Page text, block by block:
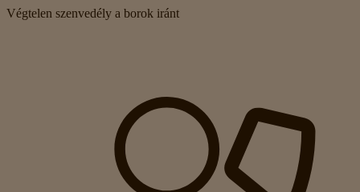
Végtelen szenvedély a borok iránt